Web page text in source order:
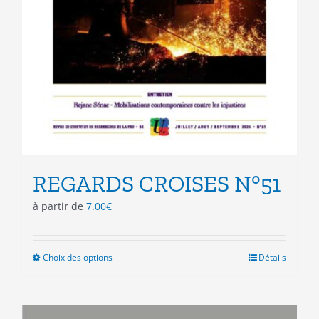
REGARDS CROISES N°51
à partir de 7.00€
Choix des optionsCe
plusieurs
Détails